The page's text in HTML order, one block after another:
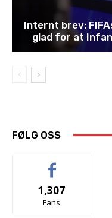
Internt brev:
glad for at
FØLG OSS
1,307
Fans